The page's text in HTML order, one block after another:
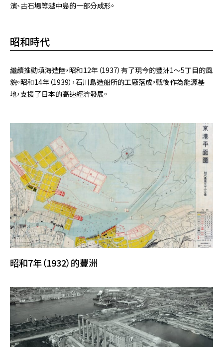
濱、古石場等越中島的一部分成形。
昭和時代
繼續推動填海造陸，昭和12年（1937）有了現今的豐洲1～5丁目的風
貌。昭和14年（1939），石川島造船所的工廠落成。戰後作為能源基
地，支援了日本的高速經濟發展。
昭和7年（1932）的豐洲